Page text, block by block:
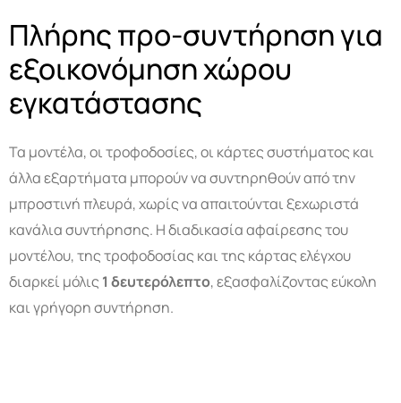
Πλήρης προ-συντήρηση για
εξοικονόμηση χώρου
εγκατάστασης
Τα μοντέλα, οι τροφοδοσίες, οι κάρτες συστήματος και
άλλα εξαρτήματα μπορούν να συντηρηθούν από την
μπροστινή πλευρά, χωρίς να απαιτούνται ξεχωριστά
κανάλια συντήρησης. Η διαδικασία αφαίρεσης του
μοντέλου, της τροφοδοσίας και της κάρτας ελέγχου
διαρκεί μόλις 1 δευτερόλεπτο, εξασφαλίζοντας εύκολη
και γρήγορη συντήρηση.